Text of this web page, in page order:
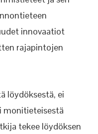
innovaatiot
rajapintojen
löydöksestä, ei
monitieteisestä
tekee löydöksen